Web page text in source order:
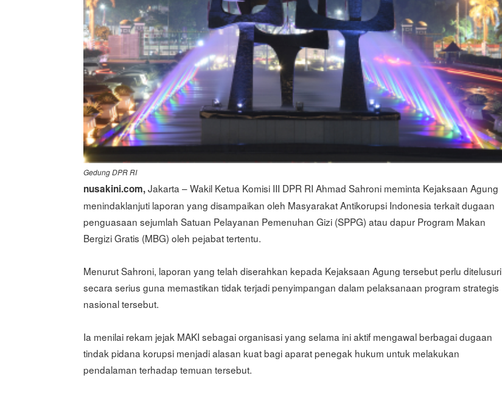
Gedung DPR RI
nusakini.com,Jakarta – Wakil Ketua Komisi III DPR RI Ahmad Sahroni meminta Kejaksaan Agung
menindaklanjuti laporan yang disampaikan oleh Masyarakat Antikorupsi Indonesia terkait dugaan
penguasaan sejumlah Satuan Pelayanan Pemenuhan Gizi (SPPG) atau dapur Program Makan
Bergizi Gratis (MBG) oleh pejabat tertentu.
Menurut Sahroni, laporan yang telah diserahkan kepada Kejaksaan Agung tersebut perlu ditelusuri
secara serius guna memastikan tidak terjadi penyimpangan dalam pelaksanaan program strategis
nasional tersebut.
Ia menilai rekam jejak MAKI sebagai organisasi yang selama ini aktif mengawal berbagai dugaan
tindak pidana korupsi menjadi alasan kuat bagi aparat penegak hukum untuk melakukan
pendalaman terhadap temuan tersebut.